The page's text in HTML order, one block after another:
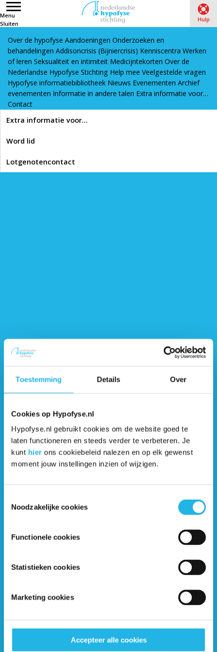
Toestemming Details Over
Cookies op Hypofyse.nl
Hypofyse.nl gebruikt cookies om de website goed te
laten functioneren en steeds verder te verbeteren. Je
kunt hier ons cookiebeleid nalezen en op elk gewenst
moment jouw instellingen inzien of wijzigen.
Noodzakelijke cookies
Functionele cookies
Statistieken cookies
Marketing cookies
Accepteer alle cookies
Menu
Sluiten
Hulp
Over de hypofyse Aandoeningen Onderzoeken en
behandelingen Addisoncrisis (Bijniercrisis) Kenniscentra Werken
of leren Seksualiteit en intimiteit Medicijntekorten Over de
Nederlandse Hypofyse Stichting Help mee Veelgestelde vragen
Hypofyse informatiebibliotheek Nieuws Evenementen Archief
evenementen Informatie in andere talen Extra informatie voor…
Contact
Extra informatie voor…
Word lid
Lotgenotencontact
Word lid Lotgenotencontact
Home› Hypofyse informatiebibliotheek›Werk en opleiding
Lees voor
Werk en opleiding
die interessant zijn als je meer wilt weten over de hypofyse,
hypofyseprobleem.
Nieuwsbrief